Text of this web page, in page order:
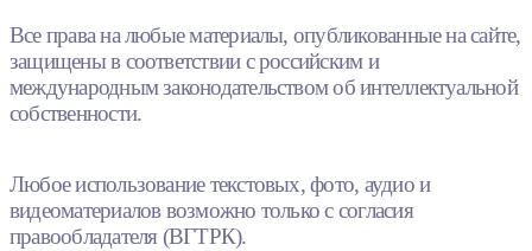
Все права на любые материалы, опубликованные на сайте,
защищены в соответствии с российским и
международным законодательством об интеллектуальной
собственности.
Любое использование текстовых, фото, аудио и
видеоматериалов возможно только с согласия
правообладателя (ВГТРК).